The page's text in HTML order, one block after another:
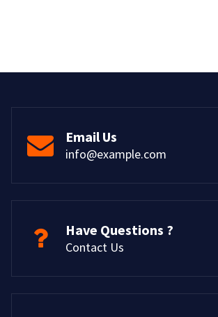
Email Us
info@example.com
Have Questions ?
Contact Us